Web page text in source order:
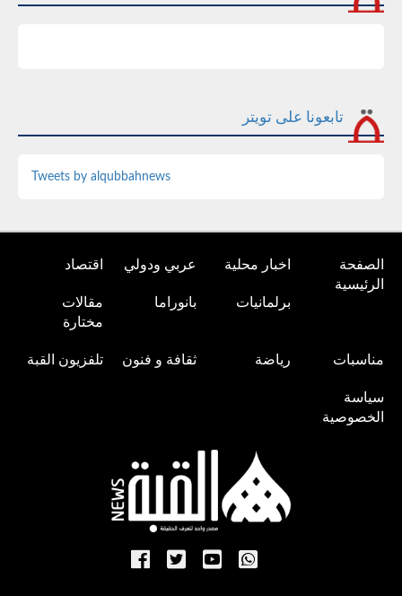
تابعونا على تويتر
Tweets by alqubbahnews
الصفحة
الرئيسية
اخبار محلية عربي ودولي اقتصاد
برلمانيات بانوراما
مقالات
مختارة
مناسبات رياضة ثقافة و فنون تلفزيون القبة
سياسة
الخصوصية